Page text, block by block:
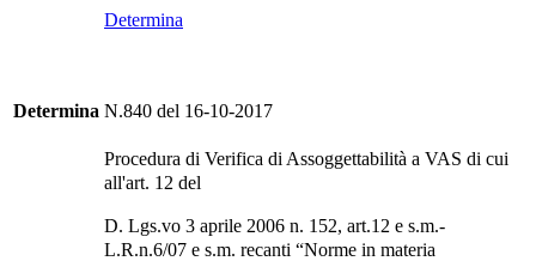
Determina
Determina N.840 del 16-10-2017
Procedura di Verifica di Assoggettabilità a VAS di cui
all'art. 12 del
D. Lgs.vo 3 aprile 2006 n. 152, art.12 e s.m.-
L.R.n.6/07 e s.m. recanti “Norme in materia